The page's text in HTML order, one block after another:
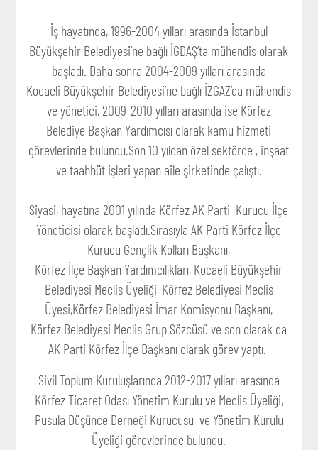
İş hayatında, 1996-2004 yılları arasında İstanbul
Büyükşehir Belediyesi’ne bağlı İGDAŞ’ta mühendis olarak
başladı. Daha sonra 2004-2009 yılları arasında
Kocaeli Büyükşehir Belediyesi’ne bağlı İZGAZ’da mühendis
ve yönetici, 2009-2010 yılları arasında ise Körfez
Belediye Başkan Yardımcısı olarak kamu hizmeti
görevlerinde bulundu.Son 10 yıldan özel sektörde , inşaat
ve taahhüt işleri yapan aile şirketinde çalıştı.
Siyasi, hayatına 2001 yılında Körfez AK Parti Kurucu İlçe
Yöneticisi olarak başladı.Sırasıyla AK Parti Körfez İlçe
Kurucu Gençlik Kolları Başkanı,
Körfez İlçe Başkan Yardımcılıkları, Kocaeli Büyükşehir
Belediyesi Meclis Üyeliği, Körfez Belediyesi Meclis
Üyesi,Körfez Belediyesi İmar Komisyonu Başkanı,
Körfez Belediyesi Meclis Grup Sözcüsü ve son olarak da
AK Parti Körfez İlçe Başkanı olarak görev yaptı.
Sivil Toplum Kuruluşlarında 2012-2017 yılları arasında
Körfez Ticaret Odası Yönetim Kurulu ve Meclis Üyeliği,
Pusula Düşünce Derneği Kurucusu ve Yönetim Kurulu
Üyeliği görevlerinde bulundu.